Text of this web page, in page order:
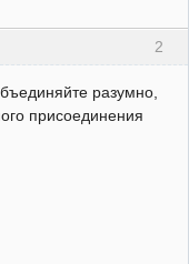
2
разумно,
присоединения